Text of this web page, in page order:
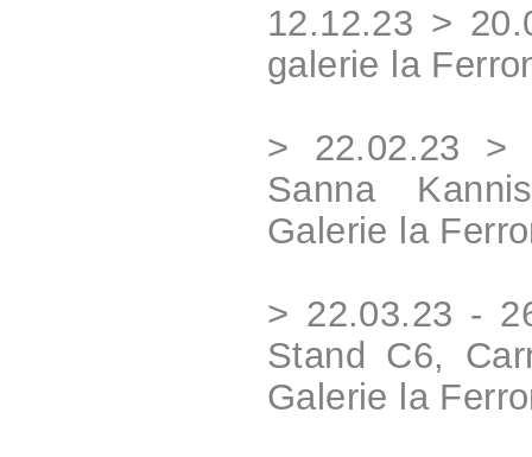
12.12.23 >
galerie la
> 22.02.23 >
Sanna
Galerie la
> 22.03.23 -
Stand C6,
Galerie la